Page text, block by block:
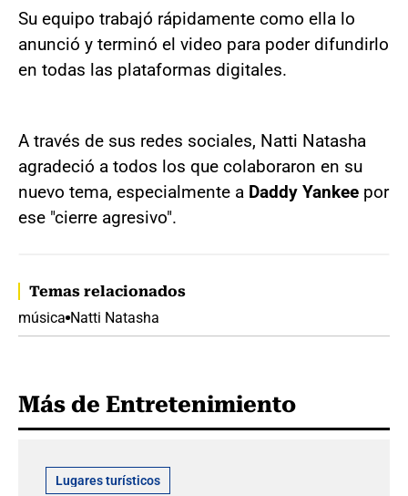
Su equipo trabajó rápidamente como ella lo
anunció y terminó el video para poder difundirlo
en todas las plataformas digitales.
A través de sus redes sociales, Natti Natasha
agradeció a todos los que colaboraron en su
nuevo tema, especialmente a Daddy Yankee por
ese "cierre agresivo".
Temas relacionados
música Natti Natasha
Más de Entretenimiento
Lugares turísticos